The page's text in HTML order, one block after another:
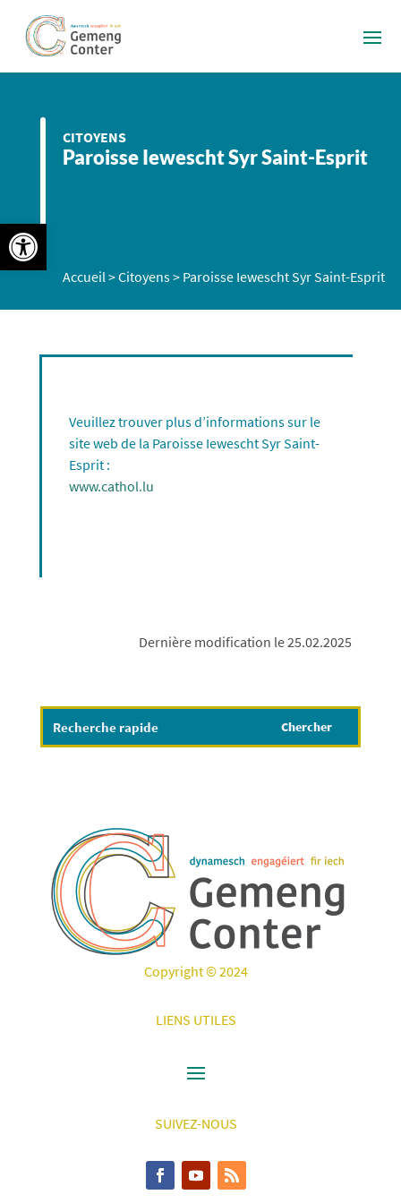
CITOYENS
Paroisse Iewescht Syr Saint-Esprit
Accueil>Citoyens> Paroisse Iewescht Syr Saint-Esprit
Veuillez trouver plus d’informations sur le
site web de la Paroisse Iewescht Syr Saint-
Esprit:
www.cathol.lu
Dernière modification le 25.02.2025
Copyright © 2024
LIENS UTILES
SUIVEZ-NOUS
Ouvrir la barre d’outils